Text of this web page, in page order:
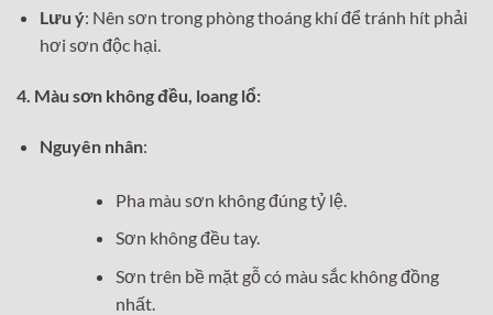
Lưu ý: Nên sơn trong phòng thoáng khí để tránh hít phải
hơi sơn độc hại.
4. Màu sơn không đều, loang lổ:
Nguyên nhân:
Pha màu sơn không đúng tỷ lệ.
Sơn không đều tay.
Sơn trên bề mặt gỗ có màu sắc không đồng
nhất.